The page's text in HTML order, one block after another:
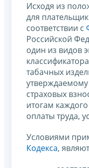
Исходя из
для
соответствии с
Российской
один из видов
табачных
страховых
итогам
оплаты труда,
Условиями
Кодекса,